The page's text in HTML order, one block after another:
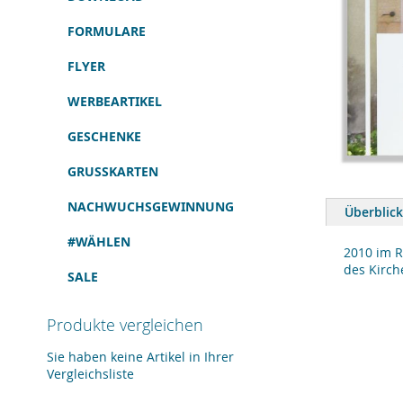
Anfang
springen
Überblick
2010 im
des
FORMULARE
FLYER
WERBEARTIKEL
GESCHENKE
GRUSSKARTEN
NACHWUCHSGEWINNUNG
#WÄHLEN
SALE
Produkte vergleichen
Sie haben keine Artikel in Ihrer
Vergleichsliste